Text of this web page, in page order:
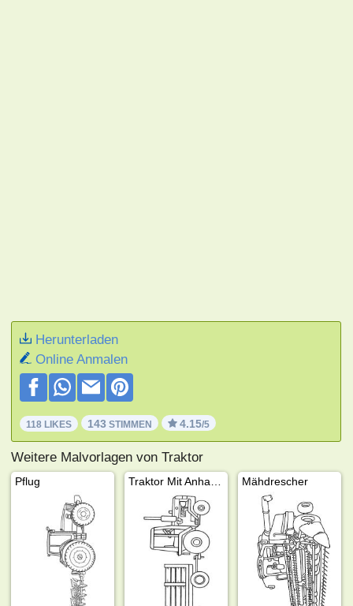
Herunterladen
Online Anmalen
118 LIKES 143 STIMMEN 4.15/5
Weitere Malvorlagen von Traktor
Pflug Mähdrescher